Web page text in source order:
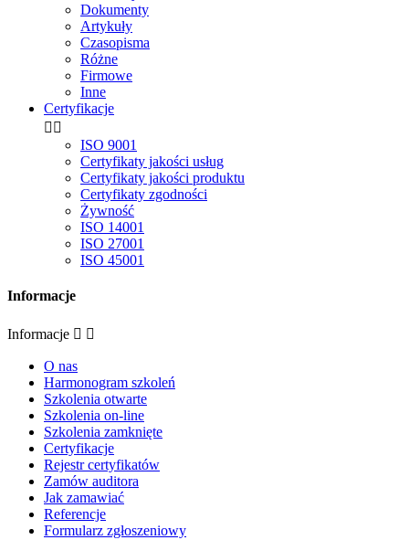
Dokumenty
Artykuły
Czasopisma
Różne
Firmowe
Inne
Certyfikacje
 
ISO 9001
Certyfikaty jakości usług
Certyfikaty jakości produktu
Certyfikaty zgodności
Żywność
ISO 14001
ISO 27001
ISO 45001
Informacje
Informacje  
O nas
Harmonogram szkoleń
Szkolenia otwarte
Szkolenia on-line
Szkolenia zamknięte
Certyfikacje
Rejestr certyfikatów
Zamów auditora
Jak zamawiać
Referencje
Formularz zgłoszeniowy